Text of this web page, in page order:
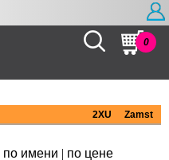
Найти 0
2XU Zamst
по имени | по цене